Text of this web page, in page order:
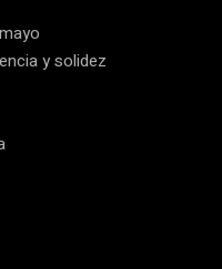
y solidez